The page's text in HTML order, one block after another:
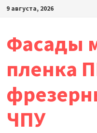
Перейти
9 августа, 2026
Фасады
пленка
ЧПУ